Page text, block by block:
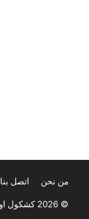
من نحن اتصل بنا
© 2026 كشكول اونلاين